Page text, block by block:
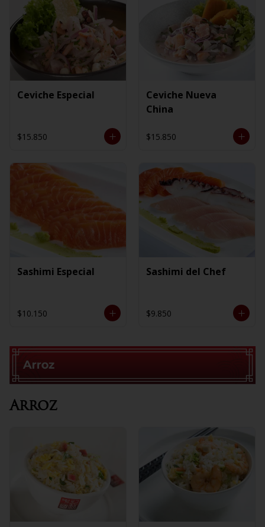
Ceviche Especial
$15.850
Ceviche Nueva
China
$15.850
Sashimi Especial
$10.150
Sashimi del Chef
$9.850
Arroz